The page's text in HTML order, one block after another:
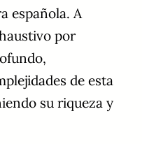
española. A
por
de esta
su riqueza y